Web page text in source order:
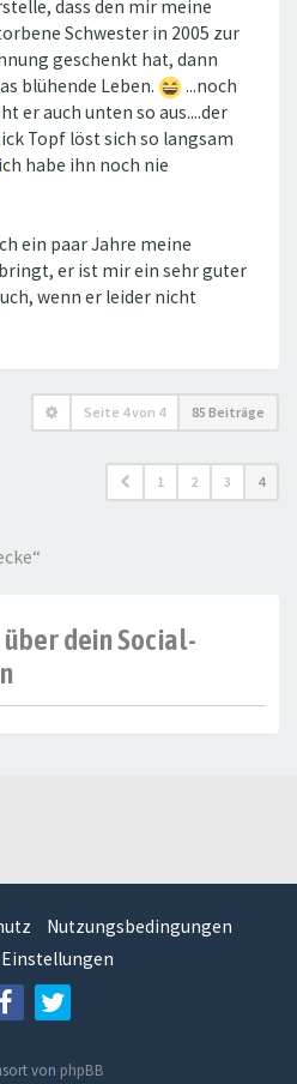
dass den mir meine
Schwester in 2005 zur
geschenkt hat, dann
blühende Leben.
...noch
er auch unten so aus....der
Topf löst sich so langsam
ich habe ihn noch nie
ein paar Jahre meine
er ist mir ein sehr guter
wenn er leider nicht
Seite 4von 4 85 Beiträge
1 2 3 4
dein Social-
Nutzungsbedingungen
von phpBB